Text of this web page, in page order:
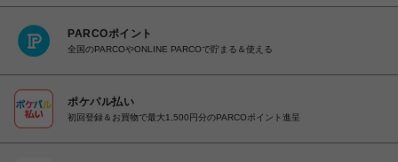
PARCOポイント
全国のPARCOやONLINE PARCOで貯まる＆使える
ポケパル払い
初回登録＆お買物で最大1,500円分のPARCOポイント進呈